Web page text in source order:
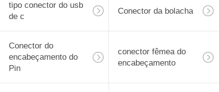
tipo conector do usb
de c
Conector da bolacha
Conector do
encabeçamento do
Pin
conector fêmea do
encabeçamento